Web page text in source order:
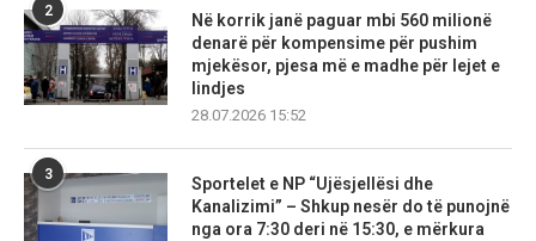
2
Në korrik janë paguar mbi 560 milionë
denarë për kompensime për pushim
mjekësor, pjesa më e madhe për lejet e
lindjes
28.07.2026 15:52
3
Sportelet e NP “Ujësjellësi dhe
Kanalizimi” – Shkup nesër do të punojnë
nga ora 7:30 deri në 15:30, e mërkura